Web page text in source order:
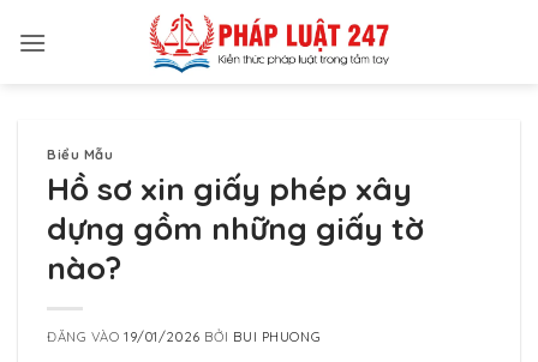
qua
Biểu Mẫu
Hồ sơ xin giấy phép xây
dựng gồm những giấy tờ
nào?
ĐĂNG VÀO19/01/2026 BỞI BUI PHUONG